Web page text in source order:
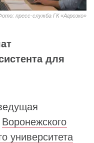
пресс-служба ГК «Агроэко»
для
Воронежского
университета